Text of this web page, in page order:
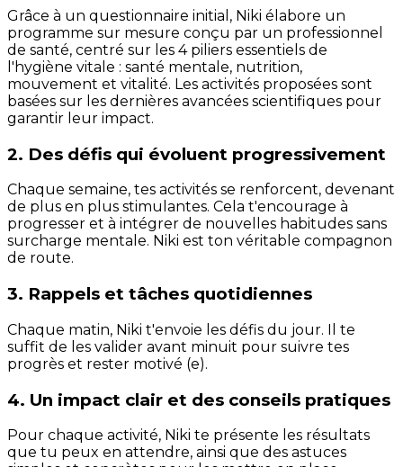
Grâce à un questionnaire initial, Niki élabore un
programme sur mesure conçu par un professionnel
de santé, centré sur les 4 piliers essentiels de
l'hygiène vitale : santé mentale, nutrition,
mouvement et vitalité. Les activités proposées sont
basées sur les dernières avancées scientifiques pour
garantir leur impact.
2. Des défis qui évoluent progressivement
Chaque semaine, tes activités se renforcent, devenant
de plus en plus stimulantes. Cela t'encourage à
progresser et à intégrer de nouvelles habitudes sans
surcharge mentale. Niki est ton véritable compagnon
de route.
3. Rappels et tâches quotidiennes
Chaque matin, Niki t'envoie les défis du jour. Il te
suffit de les valider avant minuit pour suivre tes
progrès et rester motivé (e).
4. Un impact clair et des conseils pratiques
Pour chaque activité, Niki te présente les résultats
que tu peux en attendre, ainsi que des astuces